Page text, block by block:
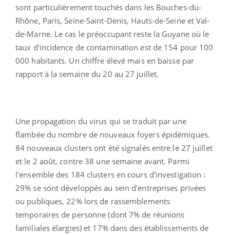
sont particulièrement touchés dans les Bouches-du-
Rhône, Paris, Seine-Saint-Denis, Hauts-de-Seine et Val-
de-Marne. Le cas le préoccupant reste la Guyane où le
taux d'incidence de contamination est de 154 pour 100
000 habitants. Un chiffre élevé mais en baisse par
rapport à la semaine du 20 au 27 juillet.
Une propagation du virus qui se traduit par une
flambée du nombre de nouveaux foyers épidémiques.
84 nouveaux clusters ont été signalés entre le 27 juillet
et le 2 août, contre 38 une semaine avant. Parmi
l'ensemble des 184 clusters en cours d'investigation :
29% se sont développés au sein d'entreprises privées
ou publiques, 22% lors de rassemblements
temporaires de personne (dont 7% de réunions
familiales élargies) et 17% dans des établissements de